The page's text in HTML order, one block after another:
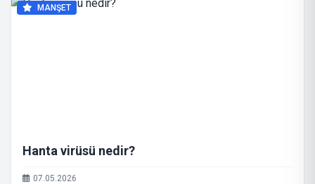
MANŞET
Hanta virüsü nedir?
07.05.2026